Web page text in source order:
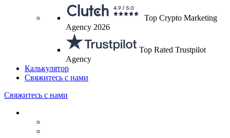
Top Crypto Marketing
Agency 2026
Top Rated Trustpilot
Agency
Калькулятор
Свяжитесь с нами
Свяжитесь с нами